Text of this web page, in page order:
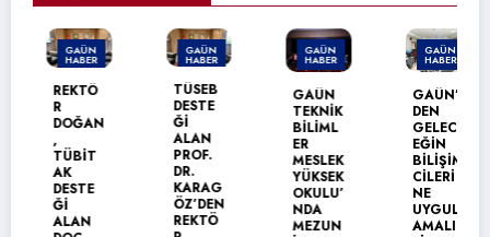
GAÜN
HABER
REKTÖ
DOĞAN
TÜBİT
AK
DESTE
Ğİ
ALAN
GAÜN
HABER
TÜSEB
DESTE
Ğİ
ALAN
PROF.
DR.
KARAG
ÖZ’DEN
REKTÖ
GAÜN
HABER
GAÜN
TEKNİK
BİLİML
ER
MESLEK
YÜKSEK
OKULU’
NDA
MEZUN
GAÜN
HABER
GAÜN’
DEN
GELEC
EĞİN
BİLİŞİM
CİLERİ
NE
UYGUL
AMALI